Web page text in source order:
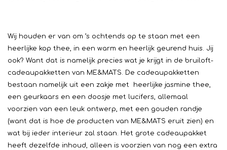
Wij houden er van om ’s ochtends op te staan met een
heerlijke kop thee, in een warm en heerlijk geurend huis. Jij
ook? Want dat is namelijk precies wat je krijgt in de bruiloft-
cadeaupakketten van ME&MATS. De cadeaupakketten
bestaan namelijk uit een zakje met heerlijke jasmine thee,
een geurkaars en een doosje met lucifers, allemaal
voorzien van een leuk ontwerp, met een gouden randje
(want dat is hoe de producten van ME&MATS eruit zien) en
wat bij ieder interieur zal staan. Het grote cadeaupakket
heeft dezelfde inhoud, alleen is voorzien van nog een extra